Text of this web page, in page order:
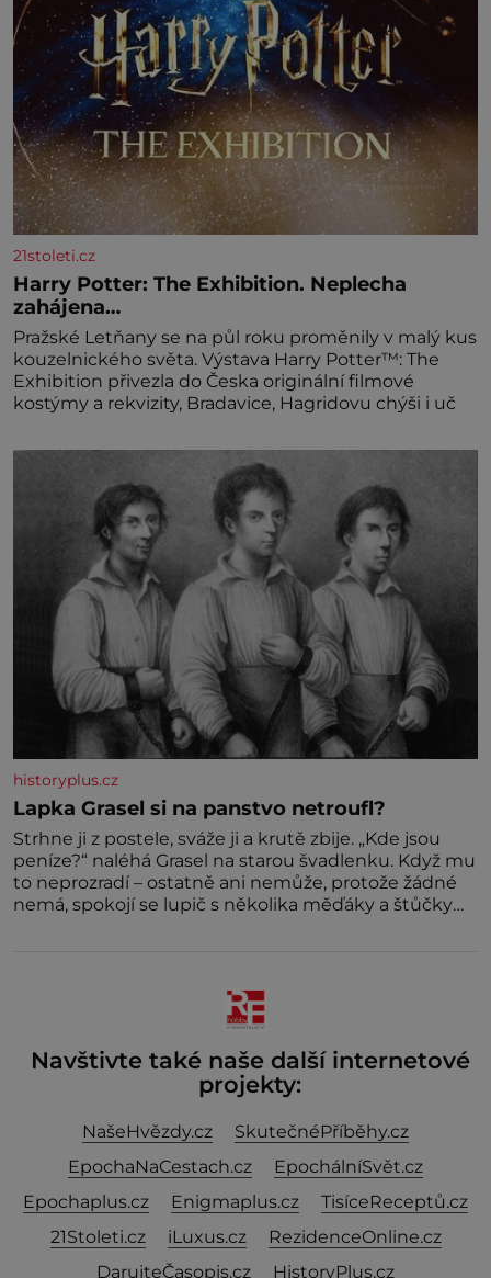
21stoleti.cz
Harry Potter: The Exhibition. Neplecha
zahájena…
Pražské Letňany se na půl roku proměnily v malý kus
kouzelnického světa. Výstava Harry Potter™: The
Exhibition přivezla do Česka originální filmové
kostýmy a rekvizity, Bradavice, Hagridovu chýši i uč
historyplus.cz
Lapka Grasel si na panstvo netroufl?
Strhne ji z postele, sváže ji a krutě zbije. „Kde jsou
peníze?“ naléhá Grasel na starou švadlenku. Když mu
to neprozradí – ostatně ani nemůže, protože žádné
nemá, spokojí se lupič s několika měďáky a štůčky
Navštivte také naše další internetové
projekty:
NašeHvězdy.cz
SkutečnéPříběhy.cz
EpochaNaCestach.cz
EpochálníSvět.cz
Epochaplus.cz
Enigmaplus.cz
TisíceReceptů.cz
21Stoleti.cz
iLuxus.cz
RezidenceOnline.cz
DarujteČasopis.cz
HistoryPlus.cz